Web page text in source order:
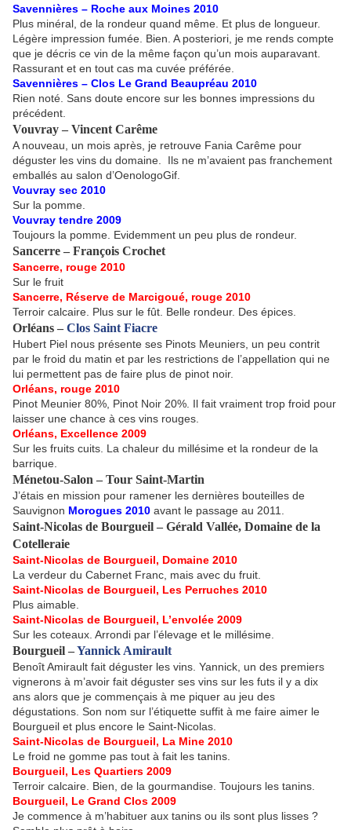
Savennières – Roche aux Moines 2010
Plus minéral, de la rondeur quand même. Et plus de longueur.
Légère impression fumée. Bien. A posteriori, je me rends compte
que je décris ce vin de la même façon qu’un mois auparavant.
Rassurant et en tout cas ma cuvée préférée.
Savennières – Clos Le Grand Beaupréau 2010
Rien noté. Sans doute encore sur les bonnes impressions du
précédent.
Vouvray – Vincent Carême
A nouveau, un mois après, je retrouve Fania Carême pour
déguster les vins du domaine. Ils ne m’avaient pas franchement
emballés au salon d’OenologoGif.
Vouvray sec 2010
Sur la pomme.
Vouvray tendre 2009
Toujours la pomme. Evidemment un peu plus de rondeur.
Sancerre – François Crochet
Sancerre, rouge 2010
Sur le fruit
Sancerre, Réserve de Marcigoué, rouge 2010
Terroir calcaire. Plus sur le fût. Belle rondeur. Des épices.
Orléans – Clos Saint Fiacre
Hubert Piel nous présente ses Pinots Meuniers, un peu contrit
par le froid du matin et par les restrictions de l’appellation qui ne
lui permettent pas de faire plus de pinot noir.
Orléans, rouge 2010
Pinot Meunier 80%, Pinot Noir 20%. Il fait vraiment trop froid pour
laisser une chance à ces vins rouges.
Orléans, Excellence 2009
Sur les fruits cuits. La chaleur du millésime et la rondeur de la
barrique.
Ménetou-Salon – Tour Saint-Martin
J’étais en mission pour ramener les dernières bouteilles de
Sauvignon Morogues 2010 avant le passage au 2011.
Saint-Nicolas de Bourgueil – Gérald Vallée, Domaine de la
Cotelleraie
Saint-Nicolas de Bourgueil, Domaine 2010
La verdeur du Cabernet Franc, mais avec du fruit.
Saint-Nicolas de Bourgueil, Les Perruches 2010
Plus aimable.
Saint-Nicolas de Bourgueil, L’envolée 2009
Sur les coteaux. Arrondi par l’élevage et le millésime.
Bourgueil –Yannick Amirault
Benoît Amirault fait déguster les vins. Yannick, un des premiers
vignerons à m’avoir fait déguster ses vins sur les futs il y a dix
ans alors que je commençais à me piquer au jeu des
dégustations. Son nom sur l’étiquette suffit à me faire aimer le
Bourgueil et plus encore le Saint-Nicolas.
Saint-Nicolas de Bourgueil, La Mine 2010
Le froid ne gomme pas tout à fait les tanins.
Bourgueil, Les Quartiers 2009
Terroir calcaire. Bien, de la gourmandise. Toujours les tanins.
Bourgueil, Le Grand Clos 2009
Je commence à m’habituer aux tanins ou ils sont plus lisses ?